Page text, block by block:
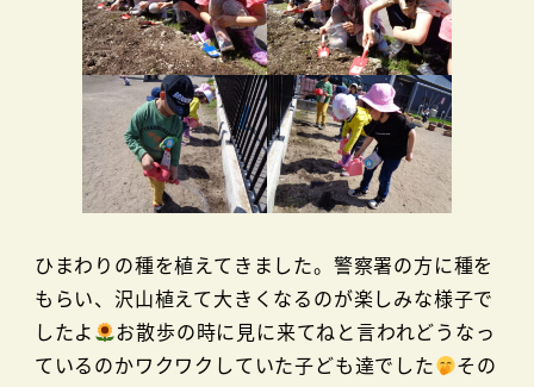
ひまわりの種を植えてきました。警察署の方に種を
もらい、沢山植えて大きくなるのが楽しみな様子で
したよ
お散歩の時に見に来てねと言われどうなっ
ているのかワクワクしていた子ども達でした
その